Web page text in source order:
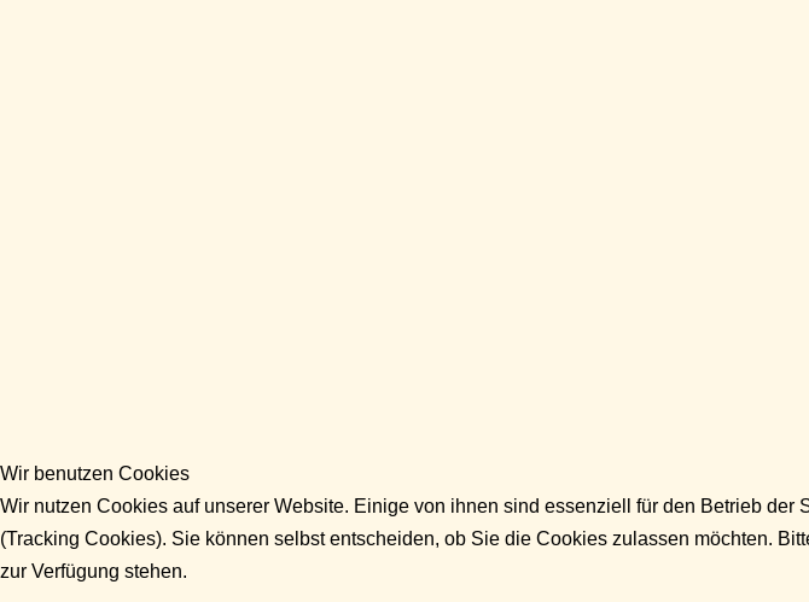
Wir benutzen Cookies
Wir nutzen Cookies auf unserer Website. Einige von ihnen sind essenziell für den Betrieb
(Tracking Cookies). Sie können selbst entscheiden, ob Sie die Cookies zulassen möchten.
zur Verfügung stehen.